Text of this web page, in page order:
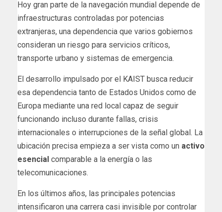
Hoy gran parte de la navegación mundial depende de
infraestructuras controladas por potencias
extranjeras, una dependencia que varios gobiernos
consideran un riesgo para servicios críticos,
transporte urbano y sistemas de emergencia.
El desarrollo impulsado por el KAIST busca reducir
esa dependencia tanto de Estados Unidos como de
Europa mediante una red local capaz de seguir
funcionando incluso durante fallas, crisis
internacionales o interrupciones de la señal global. La
ubicación precisa empieza a ser vista como un activo
esencial comparable a la energía o las
telecomunicaciones.
En los últimos años, las principales potencias
intensificaron una carrera casi invisible por controlar